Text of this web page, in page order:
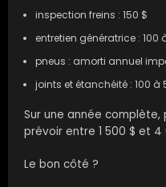
inspection freins : 150 $
entretien génératrice : 100
pneus : amorti annuel
joints et étanchéité : 100 à
Sur une année
prévoir entre 1 500 $ et 4
Le bon côté ?